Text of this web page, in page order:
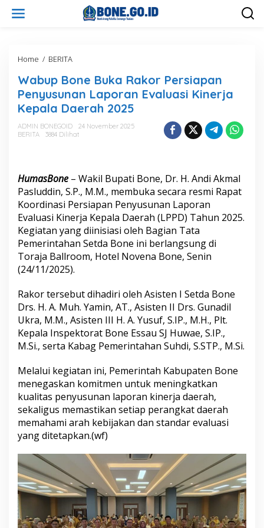
Home / BERITA
b
u
p
B
n
a
R
a
k
o
r
P
e
r
i
a
p
a
n
P
n
y
u
s
u
n
a
n
L
o
r
a
n
E
Wabup Bone Buka Rakor Persiapan
Penyusunan Laporan Evaluasi Kinerja
Kepala Daerah 2025
ADMIN BONEGOID
24 November 2025
BERITA
3884 Dilihat
HumasBone – Wakil Bupati Bone, Dr. H. Andi Akmal
Pasluddin, S.P., M.M., membuka secara resmi Rapat
Koordinasi Persiapan Penyusunan Laporan
Evaluasi Kinerja Kepala Daerah (LPPD) Tahun 2025.
Kegiatan yang diinisiasi oleh Bagian Tata
Pemerintahan Setda Bone ini berlangsung di
Toraja Ballroom, Hotel Novena Bone, Senin
(24/11/2025).
Rakor tersebut dihadiri oleh Asisten I Setda Bone
Drs. H. A. Muh. Yamin, AT., Asisten II Drs. Gunadil
Ukra, M.M., Asisten III H. A. Yusuf, S.IP., M.H., Plt.
Kepala Inspektorat Bone Essau SJ Huwae, S.IP.,
M.Si., serta Kabag Pemerintahan Suhdi, S.STP., M.Si.
Melalui kegiatan ini, Pemerintah Kabupaten Bone
menegaskan komitmen untuk meningkatkan
kualitas penyusunan laporan kinerja daerah,
sekaligus memastikan setiap perangkat daerah
memahami arah kebijakan dan standar evaluasi
yang ditetapkan.(wf)